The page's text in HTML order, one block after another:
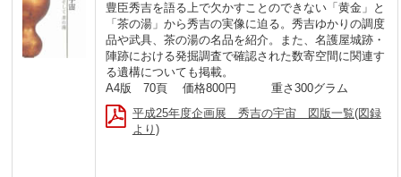
豊臣秀吉を語る上で欠かすことのできない「黄金」と
「茶の湯」から秀吉の実像に迫る。秀吉ゆかりの調度
品や武具、茶の湯の名品を紹介。また、名護屋城跡・
陣跡における発掘調査で確認された数寄空間に関連す
る遺構についても掲載。
A4版 70頁 価格800円 重さ300グラム
平成25年度企画展 秀吉の宇宙 図版一覧(図録
より)